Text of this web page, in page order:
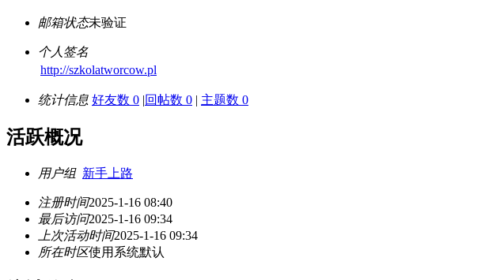
邮箱状态未验证
个人签名
http://szkolatworcow.pl
统计信息 好友数 0 |回帖数 0 | 主题数 0
活跃概况
用户组 新手上路
注册时间2025-1-16 08:40
最后访问2025-1-16 09:34
上次活动时间2025-1-16 09:34
所在时区使用系统默认